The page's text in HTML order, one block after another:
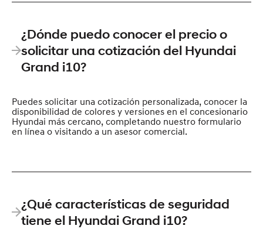
¿Dónde puedo conocer el precio o
solicitar una cotización del Hyundai
Grand i10?
Puedes solicitar una cotización personalizada, conocer la
disponibilidad de colores y versiones en el concesionario
Hyundai más cercano, completando nuestro formulario
en línea o visitando a un asesor comercial.
¿Qué características de seguridad
tiene el Hyundai Grand i10?